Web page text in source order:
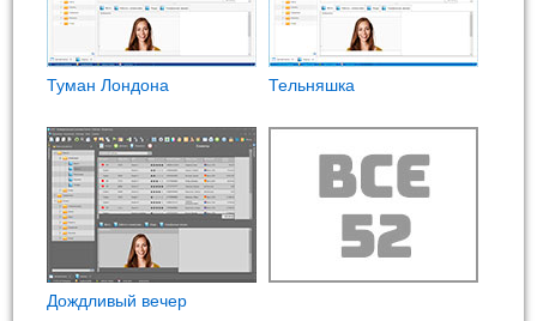
Туман Лондона Тельняшка
Дождливый вечер